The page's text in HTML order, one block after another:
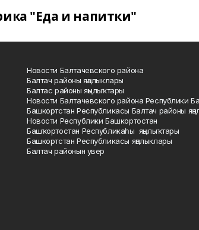
"Еда и напитки"
Новости Балтачевского района
Балтач районы яңалыклары
Балтас районы яңылыҡтары
Новости Балтачевского района Республики
Башкортстан Республикасы Балтач районы
Новости Республики Башкортостан
Башҡортостан Республикаһы яңылыҡтары
Башкортстан Республикасы яңалыклары
Балтач районын увер